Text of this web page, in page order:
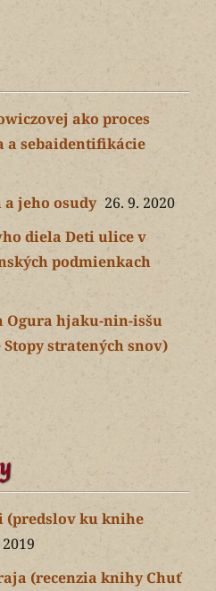
ako proces
a sebaidentifikácie
jeho osudy 26. 9. 2020
diela Deti ulice v
podmienkach
Ogura hjaku-nin-isšu
stratených snov)
(predslov ku knihe
(recenzia knihy Chuť